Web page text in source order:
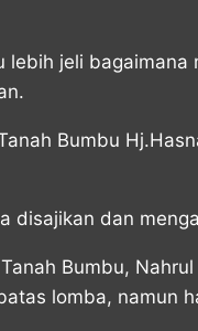
jeli
Bumbu
disajikan dan
Bumbu,
lomba, namun